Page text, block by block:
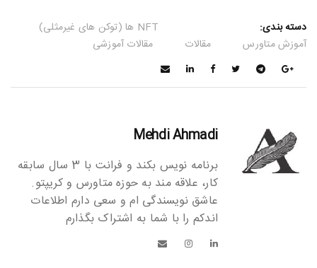
دسته بندی:
NFT ها (توکن های غیرمثلی)
آموزش متاورس
مقالات مقالات آموزشی
Mehdi Ahmadi
برنامه نویس بکند و فرانت با 3 سال سابقه
کار، علاقه مند به حوزه متاورس و کریپتو.
عاشق نویسندگی ام و سعی دارم اطلاعات
اندکم را با شما به اشتراک بگذارم